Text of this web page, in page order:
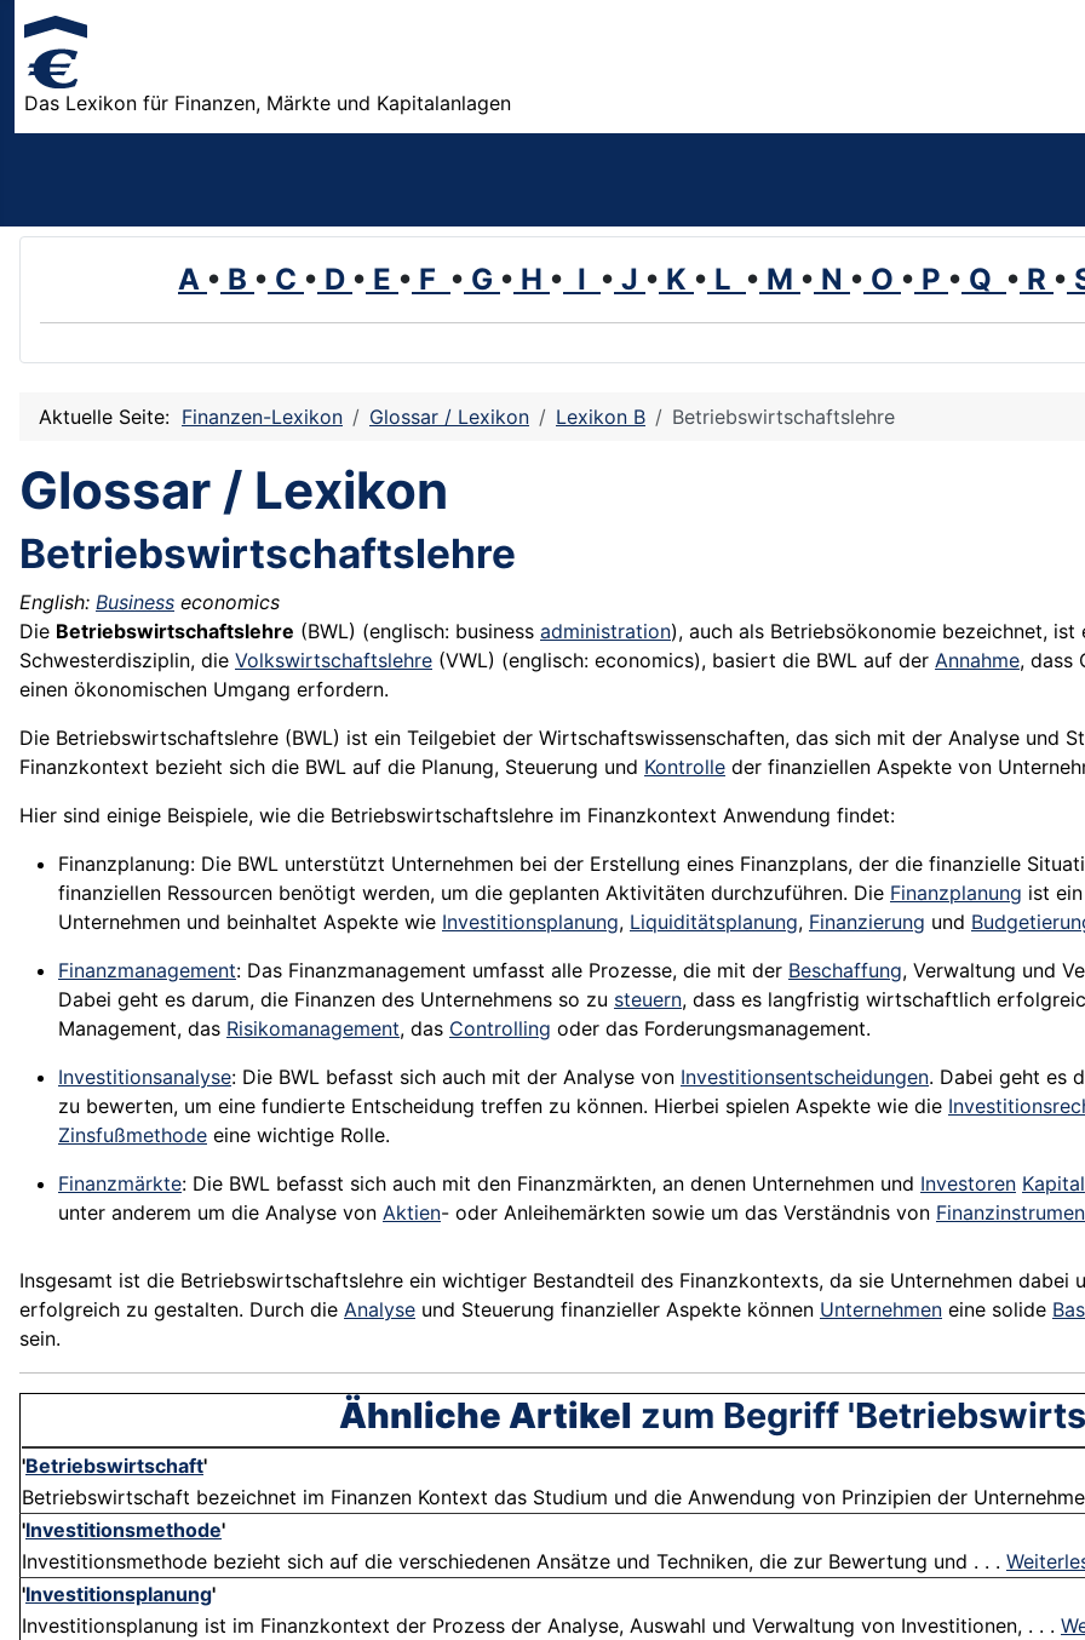
Das Lexikon für Finanzen, Märkte und Kapitalanlagen
A • B • C • D • E • F • G • H • I • J • K • L • M • N • O • P • Q • R •
Aktuelle Seite: Finanzen-Lexikon Glossar / Lexikon Lexikon B Betriebswirtschaftslehre
Glossar / Lexikon
Betriebswirtschaftslehre
English: Business economics
Die Betriebswirtschaftslehre (BWL) (englisch: business administration), auch als Betriebsökonomie bezeichnet, ist
Schwesterdisziplin, die Volkswirtschaftslehre (VWL) (englisch: economics), basiert die BWL auf der Annahme, dass
einen ökonomischen Umgang erfordern.
Die Betriebswirtschaftslehre (BWL) ist ein Teilgebiet der Wirtschaftswissenschaften, das sich mit der Analyse und
Finanzkontext bezieht sich die BWL auf die Planung, Steuerung und Kontrolle der finanziellen Aspekte von
Hier sind einige Beispiele, wie die Betriebswirtschaftslehre im Finanzkontext Anwendung findet:
Finanzplanung: Die BWL unterstützt Unternehmen bei der Erstellung eines Finanzplans, der die finanzielle
finanziellen Ressourcen benötigt werden, um die geplanten Aktivitäten durchzuführen. Die Finanzplanung ist
Unternehmen und beinhaltet Aspekte wie Investitionsplanung, Liquiditätsplanung, Finanzierung und
Finanzmanagement: Das Finanzmanagement umfasst alle Prozesse, die mit der Beschaffung, Verwaltung und
Dabei geht es darum, die Finanzen des Unternehmens so zu steuern, dass es langfristig wirtschaftlich
Management, das Risikomanagement, das Controlling oder das Forderungsmanagement.
Investitionsanalyse: Die BWL befasst sich auch mit der Analyse von Investitionsentscheidungen. Dabei geht es
zu bewerten, um eine fundierte Entscheidung treffen zu können. Hierbei spielen Aspekte wie die
Zinsfußmethode eine wichtige Rolle.
Finanzmärkte: Die BWL befasst sich auch mit den Finanzmärkten, an denen Unternehmen und Investoren Kapital
unter anderem um die Analyse von Aktien- oder Anleihemärkten sowie um das Verständnis von
Insgesamt ist die Betriebswirtschaftslehre ein wichtiger Bestandteil des Finanzkontexts, da sie Unternehmen dabei
erfolgreich zu gestalten. Durch die Analyse und Steuerung finanzieller Aspekte können Unternehmen eine solide
sein.
Ähnliche Artikel zum Begriff
'Betriebswirtschaft'
Betriebswirtschaft bezeichnet im Finanzen Kontext das Studium und die Anwendung von Prinzipien der
'Investitionsmethode'
Investitionsmethode bezieht sich auf die verschiedenen Ansätze und Techniken, die zur Bewertung und . . .
'Investitionsplanung'
Investitionsplanung ist im Finanzkontext der Prozess der Analyse, Auswahl und Verwaltung von Investitionen, . . .